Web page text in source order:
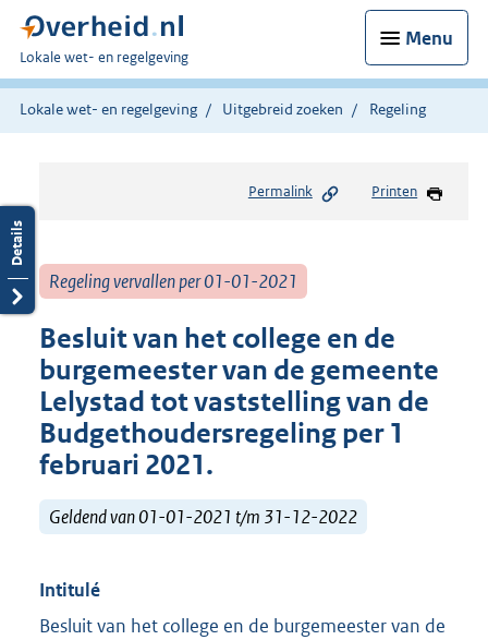
Menu
U
bent
hier:
Lokale wet- en regelgeving
Lokale wet- en regelgeving Uitgebreid zoeken Regeling
Permalink Printen
Regeling vervallen per 01-01-2021
Besluit van het college en de
burgemeester van de gemeente
Lelystad tot vaststelling van de
Budgethoudersregeling per 1
februari 2021.
Geldend van 01-01-2021 t/m 31-12-2022
Intitulé
Besluit van het college en de burgemeester van de